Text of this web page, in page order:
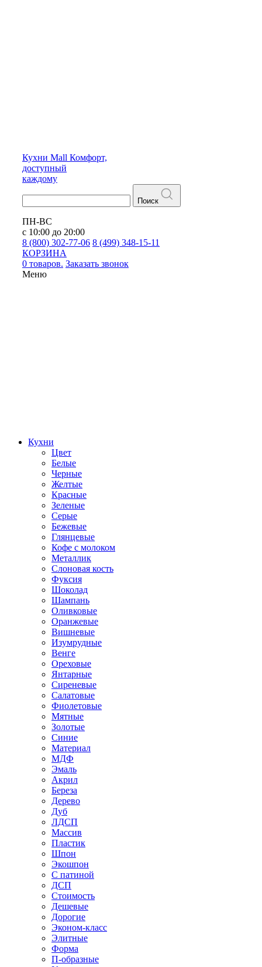
Кухни Mall Комфорт,
доступный
каждому
Поиск
ПН-ВС
с 10:00 до 20:00
8 (800) 302-77-06 8 (499) 348-15-11
КОРЗИНА
0 товаров. Заказать звонок
Меню
Кухни
Цвет
Белые
Черные
Желтые
Красные
Зеленые
Серые
Бежевые
Глянцевые
Кофе с молоком
Металлик
Слоновая кость
Фуксия
Шоколад
Шампань
Оливковые
Оранжевые
Вишневые
Изумрудные
Венге
Ореховые
Янтарные
Сиреневые
Салатовые
Фиолетовые
Мятные
Золотые
Синие
Материал
МДФ
Эмаль
Акрил
Береза
Дерево
Дуб
ЛДСП
Массив
Пластик
Шпон
Экошпон
С патиной
ДСП
Стоимость
Дешевые
Дорогие
Эконом-класс
Элитные
Форма
П-образные